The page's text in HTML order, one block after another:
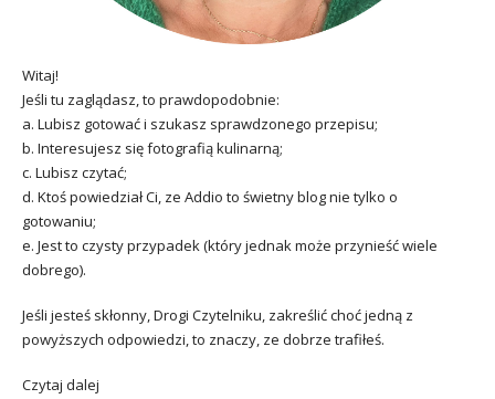
Witaj!
Jeśli tu zaglądasz, to prawdopodobnie:
a. Lubisz gotować i szukasz sprawdzonego przepisu;
b. Interesujesz się fotografią kulinarną;
c. Lubisz czytać;
d. Ktoś powiedział Ci, ze Addio to świetny blog nie tylko o
gotowaniu;
e. Jest to czysty przypadek (który jednak może przynieść wiele
dobrego).
Jeśli jesteś skłonny, Drogi Czytelniku, zakreślić choć jedną z
powyższych odpowiedzi, to znaczy, ze dobrze trafiłeś.
Czytaj dalej